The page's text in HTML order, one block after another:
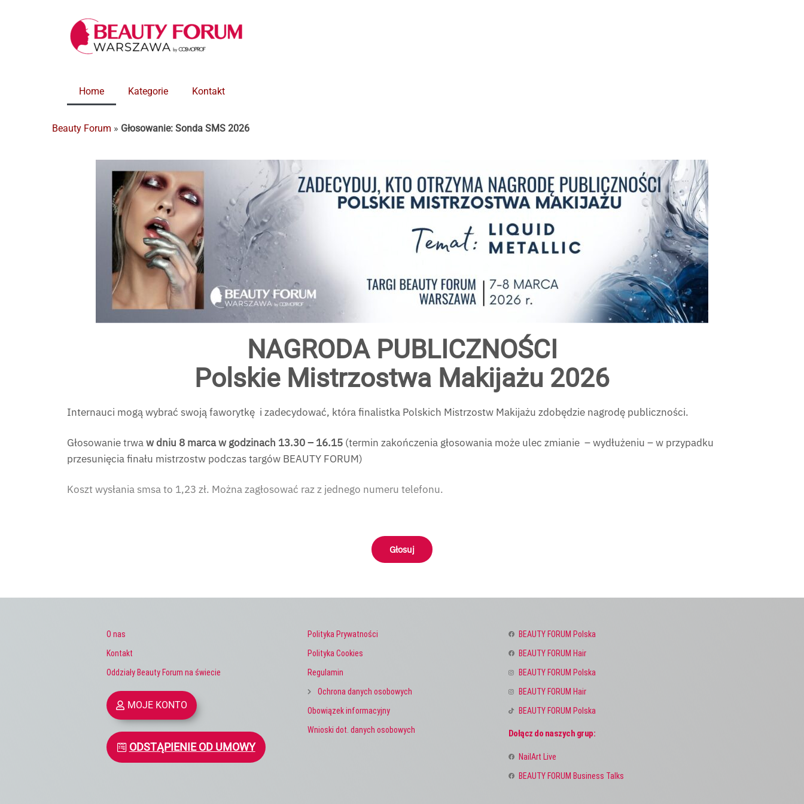
Home Kategorie Kontakt
Beauty Forum » Głosowanie: Sonda SMS 2026
NAGRODA PUBLICZNOŚCI
Polskie Mistrzostwa Makijażu 2026
Internauci mogą wybrać swoją faworytkę i zadecydować, która finalistka Polskich Mistrzostw Makijażu zdobędzie nagrodę publiczności.
Głosowanie trwaw dniu 8 marca w godzinach 13.30 – 16.15 (termin zakończenia głosowania może ulec zmianie – wydłużeniu – w przypadku
przesunięcia finału mistrzostw podczas targów BEAUTY FORUM)
Koszt wysłania smsa to 1,23 zł. Można zagłosować raz z jednego numeru telefonu.
Głosuj
O nas
Kontakt
Oddziały Beauty Forum na świecie
MOJE KONTO
ODSTĄPIENIE OD UMOWY
Polityka Prywatności
Polityka Cookies
Regulamin
Ochrona danych osobowych
Obowiązek informacyjny
Wnioski dot. danych osobowych
BEAUTY FORUM Polska
BEAUTY FORUM Hair
BEAUTY FORUM Polska
BEAUTY FORUM Hair
BEAUTY FORUM Polska
Dołącz do naszych grup:
NailArt Live
BEAUTY FORUM Business Talks